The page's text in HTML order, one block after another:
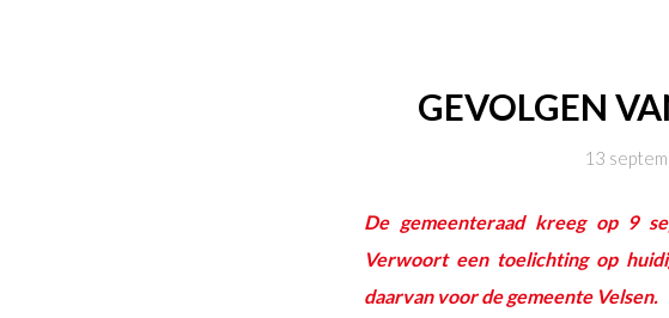
GEVOLGEN
13
De gemeenteraad kreeg op 9
Verwoort een toelichting op
daarvan voor de gemeente Velsen.